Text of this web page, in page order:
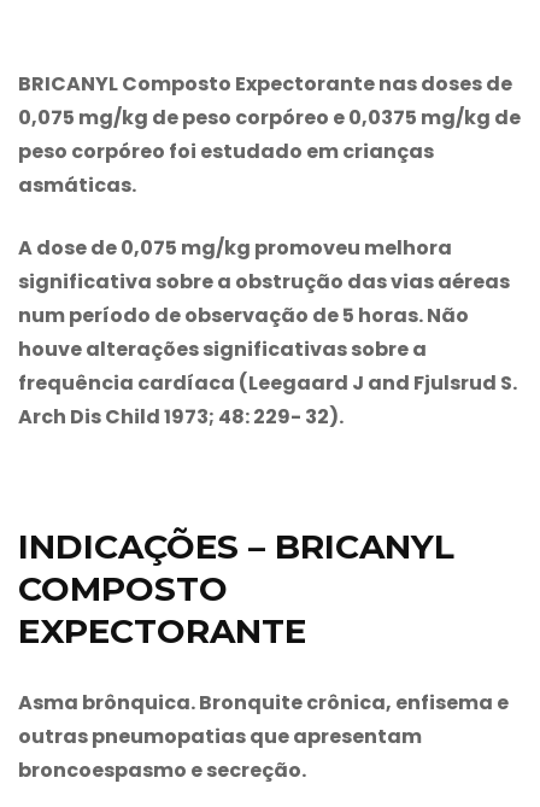
BRICANYL Composto Expectorantenas doses de
0,075 mg/kg de peso corpóreo e 0,0375 mg/kg de
peso corpóreo foi estudado em crianças
asmáticas.
A dose de 0,075 mg/kg promoveu melhora
significativa sobre a obstrução das vias aéreas
num período de observação de 5 horas. Não
houve alterações significativas sobre a
frequência cardíaca (Leegaard J and Fjulsrud S.
Arch Dis Child 1973; 48: 229- 32).
INDICAÇÕES – BRICANYL
COMPOSTO
EXPECTORANTE
Asma brônquica. Bronquite crônica, enfisema e
outras pneumopatias que apresentam
broncoespasmo e secreção.